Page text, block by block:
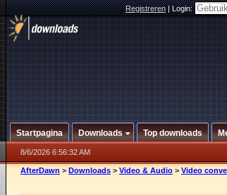
Registreren|Login:
Startpagina Downloads Top downloads
8/6/2026 6:56:32 AM
AfterDawn > Downloads > Video & Audio > Video